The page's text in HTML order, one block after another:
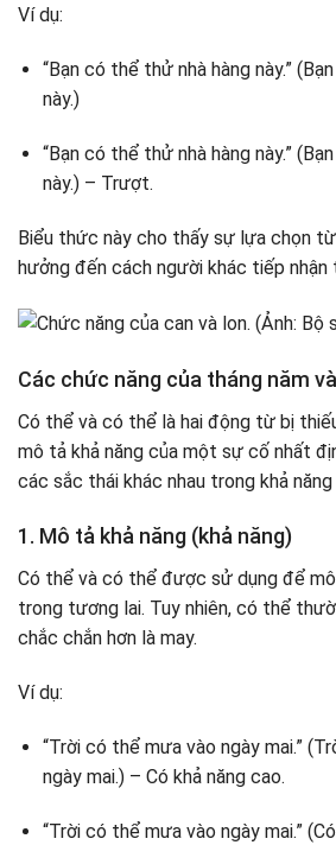
Ví dụ:
“Bạn có thể thử nhà hàng này.”
này.)
“Bạn có thể thử nhà hàng này.”
này.) – Trượt.
Biểu thức này cho thấy sự lựa chọn
hưởng đến cách người khác tiếp nhận
Các chức năng của tháng năm
Có thể và có thể là hai động từ bị
mô tả khả năng của một sự cố nhất
các sắc thái khác nhau trong khả năng
1. Mô tả khả năng (khả năng)
Có thể và có thể được sử dụng để
trong tương lai. Tuy nhiên, có thể
chắc chắn hơn là may.
Ví dụ:
“Trời có thể mưa vào ngày mai.”
ngày mai.) – Có khả năng cao.
“Trời có thể mưa vào ngày mai.”